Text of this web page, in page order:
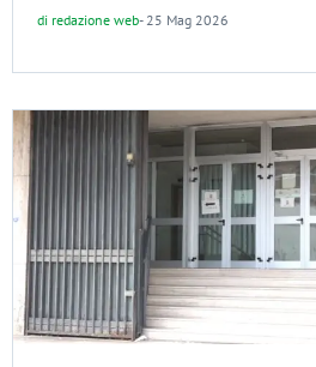
di redazione web- 25 Mag 2026